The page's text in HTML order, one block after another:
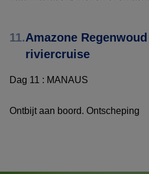
11.Amazone
riviercruise
Dag 11 : MANAUS
Ontbijt aan boord. Ontscheping